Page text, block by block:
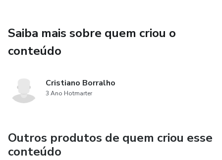
Saiba mais sobre quem criou o
conteúdo
Cristiano Borralho
3 Ano Hotmarter
Outros produtos de quem criou esse
conteúdo